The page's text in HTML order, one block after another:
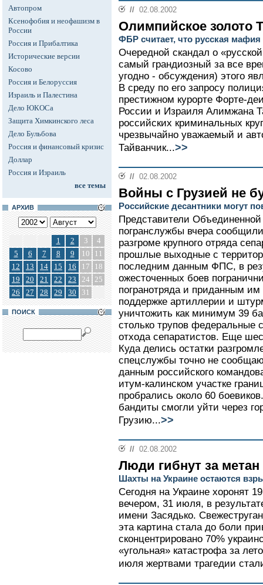
Автопром
Ксенофобия и неофашизм в
России
Россия и Прибалтика
Исторические версии
Косово
Россия и Белоруссия
Израиль и Палестина
Дело ЮКОСа
Защита Химкинского леса
Дело Бульбова
Россия и финансовый кризис
Доллар
Россия и Израиль
все темы
АРХИВ
1 2 3
4
5
6 7 8 9 10
11
12
13 14 15 16 17
18
19
20 21 22 23 24 25
26
27 28 29 30 31
ПОИСК
// 02.08.2002
Олимпийское золото
ФБР считает, что русская
Очередной скандал о
самый грандиозный за все
угодно - обсуждения) этого
В среду по его запросу
престижном курорте Форте-
России и Израиля Алимжана
российских криминальных
чрезвычайно уважаемый и
Тайванчик...>>
// 02.08.2002
Войны с Грузией не
Российские десантники могут
Представители Объединенной
погранслужбы вчера
разгроме крупного отряда
прошлые выходные с
последним данным ФПС, в
ожесточенных боев
погранотряда и приданным
поддержке артиллерии и
уничтожить как минимум 39
столько трупов федеральные
отхода сепаратистов. Еще
Куда делись остатки
спецслужбы точно не
данным российского
итум-калинском участке
пробрались около 60
бандиты смогли уйти через
Грузию...>>
// 02.08.2002
Люди гибнут за метан
Шахты на Украине остаются
Сегодня на Украине хоронят
вечером, 31 июля, в
имени Засядько.
эта картина стала до боли
сконцентрировано 70%
«угольная» катастрофа за
июля жертвами трагедии